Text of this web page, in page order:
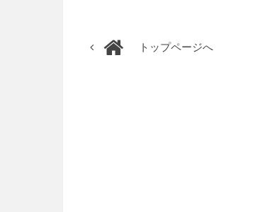
トップページへ